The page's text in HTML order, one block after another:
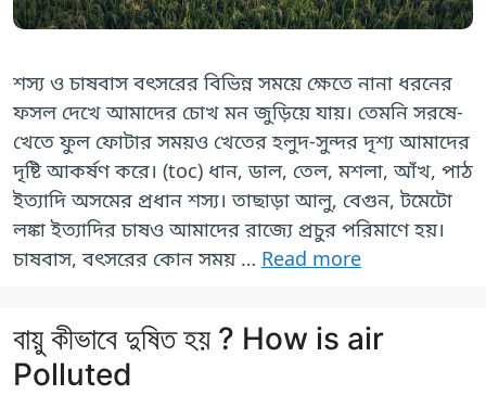
শস্য ও চাষবাস বৎসরের বিভিন্ন সময়ে ক্ষেতে নানা ধরনের
ফসল দেখে আমাদের চোখ মন জুড়িয়ে যায়। তেমনি সরষে-
খেতে ফুল ফোটার সময়ও খেতের হলুদ-সুন্দর দৃশ্য আমাদের
দৃষ্টি আকর্ষণ করে। (toc) ধান, ডাল, তেল, মশলা, আঁখ, পাঠ
ইত্যাদি অসমের প্রধান শস্য। তাছাড়া আলু, বেগুন, টমেটো
লঙ্কা ইত্যাদির চাষও আমাদের রাজ্যে প্রচুর পরিমাণে হয়।
চাষবাস, বৎসরের কোন সময় … Read more
বায়ু কীভাবে দুষিত হয় ? How is air
Polluted